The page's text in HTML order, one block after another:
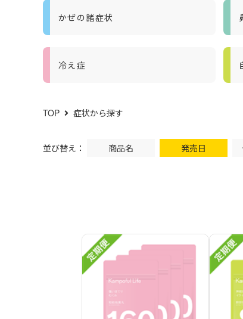
かぜの諸症状
冷え症
TOP 症状から探す
並び替え： 商品名 発売日